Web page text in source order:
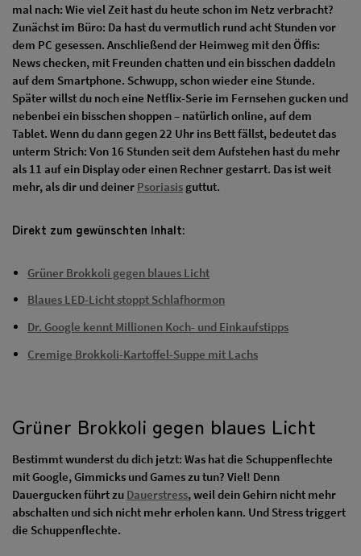
mal nach: Wie viel Zeit hast du heute schon im Netz verbracht?
Zunächst im Büro: Da hast du vermutlich rund acht Stunden vor
dem PC gesessen. Anschließend der Heimweg mit den Öffis:
News checken, mit Freunden chatten und ein bisschen daddeln
auf dem Smartphone. Schwupp, schon wieder eine Stunde.
Später willst du noch eine Netflix-Serie im Fernsehen gucken und
nebenbei ein bisschen shoppen – natürlich online, auf dem
Tablet. Wenn du dann gegen 22 Uhr ins Bett fällst, bedeutet das
unterm Strich: Von 16 Stunden seit dem Aufstehen hast du mehr
als 11 auf ein Display oder einen Rechner gestarrt. Das ist weit
mehr, als dir und deiner Psoriasis guttut.
Direkt zum gewünschten Inhalt:
Grüner Brokkoli gegen blaues Licht
Blaues LED-Licht stoppt Schlafhormon
Dr. Google kennt Millionen Koch- und Einkaufstipps
Cremige Brokkoli-Kartoffel-Suppe mit Lachs
Grüner Brokkoli gegen blaues Licht
Bestimmt wunderst du dich jetzt: Was hat die Schuppenflechte
mit Google, Gimmicks und Games zu tun? Viel! Denn
Dauergucken führt zu Dauerstress, weil dein Gehirn nicht mehr
abschalten und sich nicht mehr erholen kann. Und Stress triggert
die Schuppenflechte.